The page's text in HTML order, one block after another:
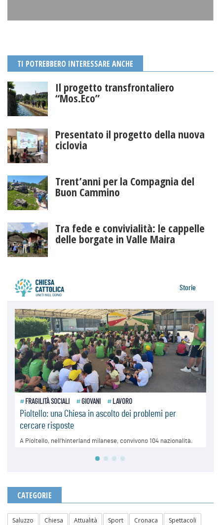
TI POTREBBERO INTERESSARE ANCHE
Il progetto transfrontaliero
“Mos.Eco”
Presentato il progetto della nuova
ciclovia
Trent’anni per la Compagnia del
Buon Cammino
Tra fede e convivialità: le cappelle
delle borgate in Valle Maira
CATEGORIE
Saluzzo Chiesa Attualità Sport Cronaca
Spettacoli